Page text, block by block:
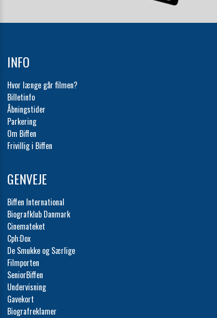
INFO
Hvor længe går filmen?
Billetinfo
Åbningstider
Parkering
Om Biffen
Frivillig i Biffen
GENVEJE
Biffen International
Biografklub Danmark
Cinemateket
Cph:Dox
De Smukke og Særlige
Filmporten
SeniorBiffen
Undervisning
Gavekort
Biografreklamer